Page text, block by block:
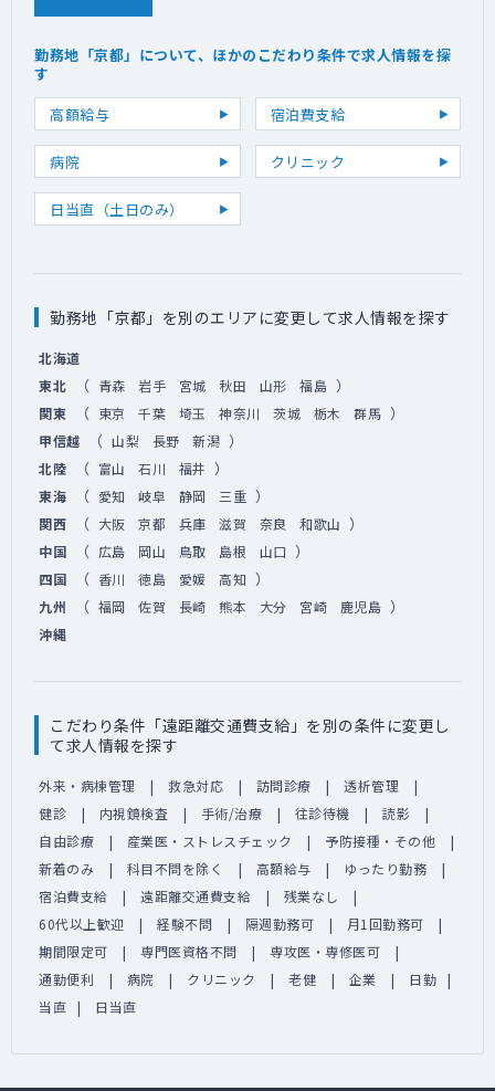
勤務地「京都」について、ほかのこだわり条件で求人情報を探
す
高額給与
宿泊費支給
病院 クリニック
日当直（土日のみ）
勤務地「京都」を別のエリアに変更して求人情報を探す
北海道
東北
（ 青森 岩手 宮城 秋田 山形 福島 ）
関東 （ 東京 千葉 埼玉 神奈川 茨城 栃木 群馬 ）
甲信越 （ 山梨 長野 新潟 ）
北陸 （ 富山 石川 福井 ）
東海 （ 愛知 岐阜 静岡 三重 ）
関西 （ 大阪 京都 兵庫 滋賀 奈良 和歌山 ）
中国 （ 広島 岡山 鳥取 島根 山口 ）
四国 （ 香川 徳島 愛媛 高知 ）
九州 （ 福岡 佐賀 長崎 熊本 大分 宮崎 鹿児島 ）
沖縄
こだわり条件「遠距離交通費支給」を別の条件に変更し
て求人情報を探す
外来・病棟管理 救急対応 訪問診療
透析管理
健診
内視鏡検査 手術/治療 往診待機
読影
自由診療
産業医・ストレスチェック
予防接種・その他
新着のみ
科目不問を除く 高額給与
ゆったり勤務
宿泊費支給
遠距離交通費支給
残業なし
60代以上歓迎
経験不問 隔週勤務可
月1回勤務可
期間限定可
専門医資格不問
専攻医・専修医可
通勤便利
病院 クリニック 老健 企業
日勤
当直
日当直